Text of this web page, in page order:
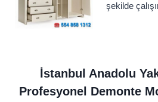
şekilde
İstanbul Anadolu
Profesyonel Demonte